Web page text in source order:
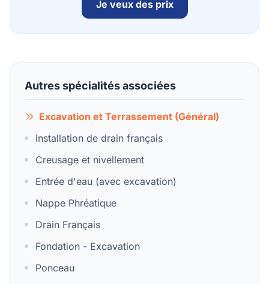
Je veux des prix
Autres spécialités associées
Excavation et Terrassement (Général)
Installation de drain français
Creusage et nivellement
Entrée d'eau (avec excavation)
Nappe Phréatique
Drain Français
Fondation - Excavation
Ponceau